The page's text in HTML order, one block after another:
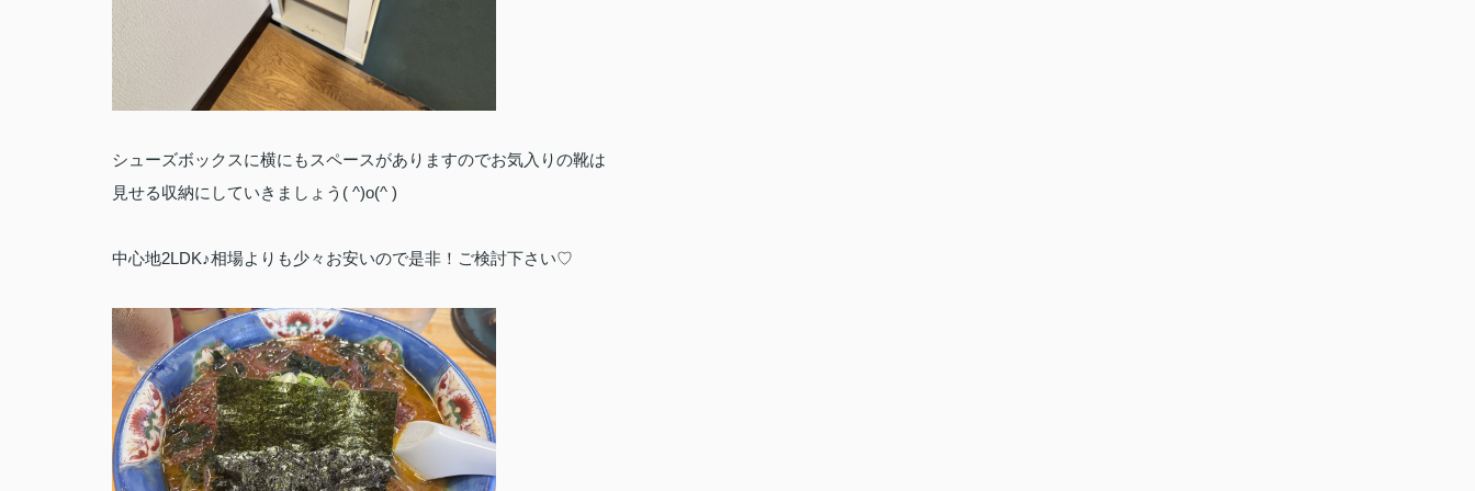
シューズボックスに横にもスペースがありますのでお気入りの靴は
見せる収納にしていきましょう( ^)o(^ )
中心地2LDK♪相場よりも少々お安いので是非！ご検討下さい♡